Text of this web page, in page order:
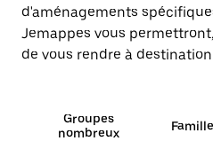
d'aménagements
Jemappes vous
de vous rendre à
Groupes
nombreux